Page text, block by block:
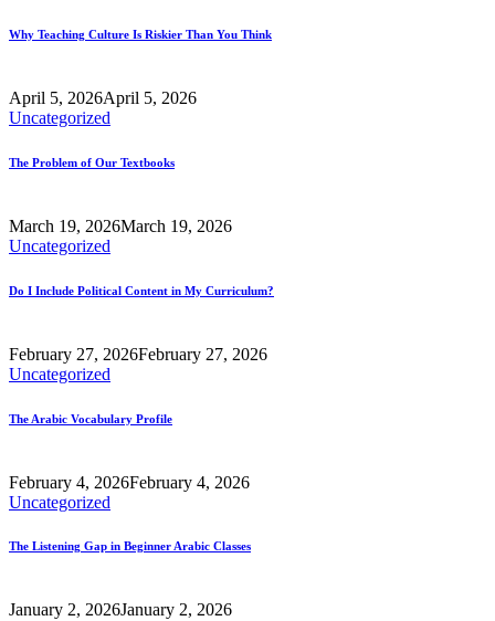
Why Teaching Culture Is Riskier Than You Think
April 5, 2026April 5, 2026
Uncategorized
The Problem of Our Textbooks
March 19, 2026March 19, 2026
Uncategorized
Do I Include Political Content in My Curriculum?
February 27, 2026February 27, 2026
Uncategorized
The Arabic Vocabulary Profile
February 4, 2026February 4, 2026
Uncategorized
The Listening Gap in Beginner Arabic Classes
January 2, 2026January 2, 2026